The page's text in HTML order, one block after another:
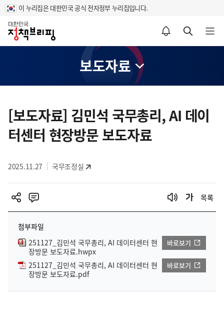
이 누리집은 대한민국 공식 전자정부 누리집입니다.
홈
알림설정 바로가기 검색 바로가기 메뉴 열기
보도자료
텐
츠
영
[보도자료] 김민석 국무총리, AI 데이
터센터 현장방문 보도자료
2025.11.27 국무조정실
목록
첨부파일
251127_김민석 국무총리, AI 데이터센터 현
장방문 보도자료.hwpx
바로보기
251127_김민석 국무총리, AI 데이터센터 현
장방문 보도자료.pdf
바로보기